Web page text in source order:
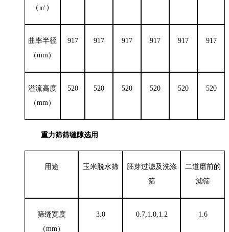
（㎡）
曲率半径
（mm）
917 917 917 917 917 917
溢流高度
（mm）
520 520 520 520 520 520
重力筛筛缝隙选用
用途 玉米脱水筛
胚芽过滤及洗涤
筛
二道磨前的
滤筛
筛缝宽度
（mm）
3.0 0.7,1.0,1.2 1.6